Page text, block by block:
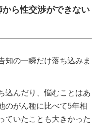
ら性交渉ができない
知の一瞬だけ落ち込みま
込んだり、悩むことはあ
のがん種に比べて5年相
ていたことも大きかった